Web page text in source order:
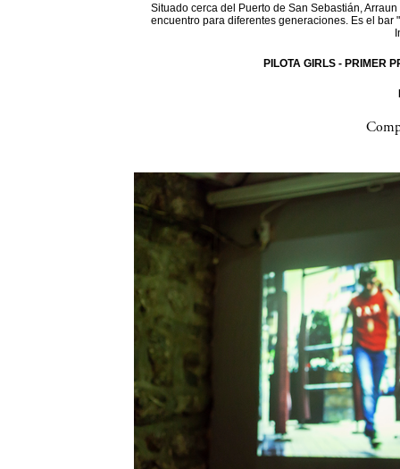
Situado cerca del Puerto de San Sebastián,
encuentro para diferentes generaciones. Es el
PILOTA GIRLS - PRIMER